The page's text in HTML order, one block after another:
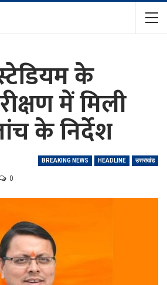
के
में मिली
के निर्देश
BREAKING NEWS HEADLINE उत्तराखंड
0